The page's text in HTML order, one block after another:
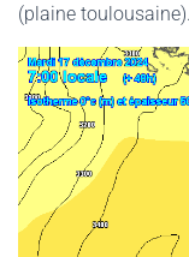
(plaine toulousaine).